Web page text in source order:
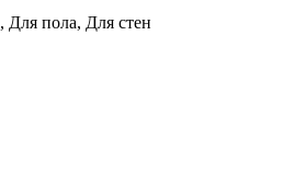
Для пола, Для стен